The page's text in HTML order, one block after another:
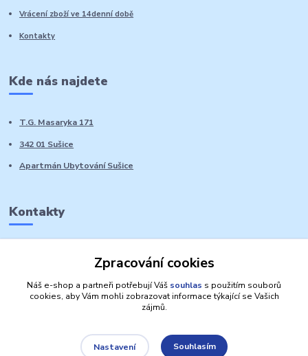
Vrácení zboží ve 14denní době
Kontakty
Kde nás najdete
T.G. Masaryka 171
342 01 Sušice
Apartmán Ubytování Sušice
Kontakty
Zpracování cookies
Náš e-shop a partneři potřebují Váš souhlas s použitím souborů
cookies, aby Vám mohli zobrazovat informace týkající se Vašich
zájmů.
Nastavení Souhlasím